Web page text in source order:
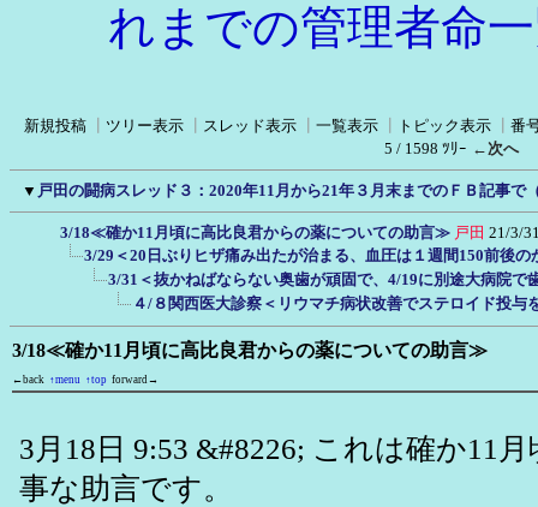
れまでの管理者命
新規投稿 ツリー表示 スレッド表示 一覧表示 トピック表示
番
5 / 1598 ﾂﾘｰ ←次へ
▼ 戸田の闘病スレッド３：2020年11月から21年３月末までのＦＢ記事で
3/18≪確か11月頃に高比良君からの薬についての助言≫ 戸田 21/3/
3/29＜20日ぶりヒザ痛み出たが治まる、血圧は１週間150前後の
3/31＜抜かねばならない奥歯が頑固で、4/19に別途大病院で
４/８関西医大診察＜リウマチ病状改善でステロイド投与
3/18≪確か11月頃に高比良君からの薬についての助言≫
←back ↑menu ↑top forward→
3月18日 9:53 &#8226; これは確か11
事な助言です。